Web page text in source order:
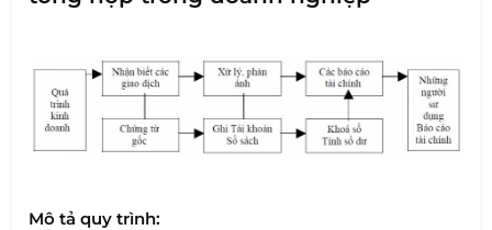
Mô tả quy trình: